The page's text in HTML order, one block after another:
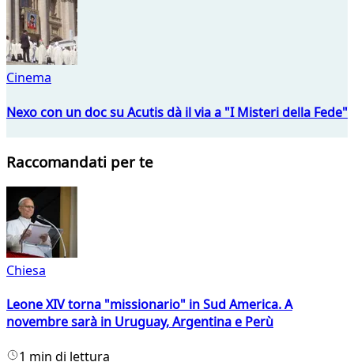
Cinema
Nexo con un doc su Acutis dà il via a "I Misteri della Fede"
Raccomandati per te
Chiesa
Leone XIV torna "missionario" in Sud America. A
novembre sarà in Uruguay, Argentina e Perù
1 min di lettura